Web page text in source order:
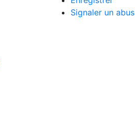
Signaler un abus